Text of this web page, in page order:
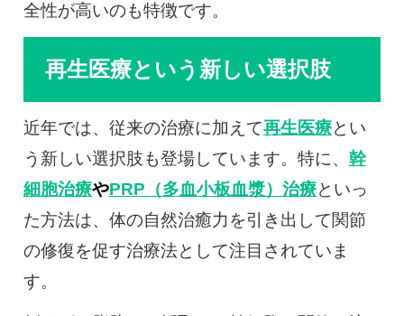
全性が高いのも特徴です。
再生医療という新しい選択肢
近年では、従来の治療に加えて再生医療とい
う新しい選択肢も登場しています。特に、 幹
細胞治療やPRP（多血小板血漿）治療といっ
た方法は、体の自然治癒力を引き出して関節
の修復を促す治療法として注目されていま
す。